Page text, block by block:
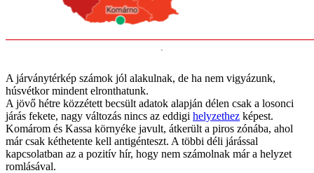
A járványtérkép számok jól alakulnak, de ha nem vigyázunk,
húsvétkor mindent elronthatunk.
A jövő hétre közzétett becsült adatok alapján délen csak a losonci
járás fekete, nagy változás nincs az eddigi helyzethez képest.
Komárom és Kassa környéke javult, átkerült a piros zónába, ahol
már csak kéthetente kell antigénteszt. A többi déli járással
kapcsolatban az a pozitív hír, hogy nem számolnak már a helyzet
romlásával.